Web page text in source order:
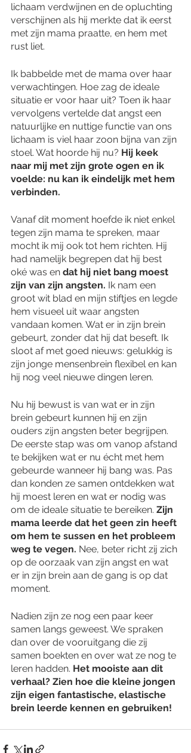
lichaam verdwijnen en de opluchting
verschijnen als hij merkte dat ik eerst
met zijn mama praatte, en hem met
rust liet.
Ik babbelde met de mama over haar
verwachtingen. Hoe zag de ideale
situatie er voor haar uit? Toen ik haar
vervolgens vertelde dat angst een
natuurlijke en nuttige functie van ons
lichaam is viel haar zoon bijna van zijn
stoel. Wat hoorde hij nu? Hij keek
naar mij met zijn grote ogen en ik
voelde: nu kan ik eindelijk met hem
verbinden.
Vanaf dit moment hoefde ik niet enkel
tegen zijn mama te spreken, maar
mocht ik mij ook tot hem richten. Hij
had namelijk begrepen dat hij best
oké was en dat hij niet bang moest
zijn van zijn angsten. Ik nam een
groot wit blad en mijn stiftjes en legde
hem visueel uit waar angsten
vandaan komen. Wat er in zijn brein
gebeurt, zonder dat hij dat beseft. Ik
sloot af met goed nieuws: gelukkig is
zijn jonge mensenbrein flexibel en kan
hij nog veel nieuwe dingen leren.
Nu hij bewust is van wat er in zijn
brein gebeurt kunnen hij en zijn
ouders zijn angsten beter begrijpen.
De eerste stap was om vanop afstand
te bekijken wat er nu écht met hem
gebeurde wanneer hij bang was. Pas
dan konden ze samen ontdekken wat
hij moest leren en wat er nodig was
om de ideale situatie te bereiken. Zijn
mama leerde dat het geen zin heeft
om hem te sussen en het probleem
weg te vegen. Nee, beter richt zij zich
op de oorzaak van zijn angst en wat
er in zijn brein aan de gang is op dat
moment.
Nadien zijn ze nog een paar keer
samen langs geweest. We spraken
dan over de vooruitgang die zij
samen boekten en over wat ze nog te
leren hadden. Het mooiste aan dit
verhaal? Zien hoe die kleine jongen
zijn eigen fantastische, elastische
brein leerde kennen en gebruiken!